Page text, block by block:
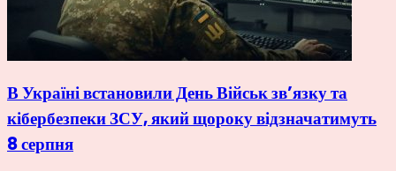
В Україні встановили День Військ зв’язку та
кібербезпеки ЗСУ, який щороку відзначатимуть
8 серпня